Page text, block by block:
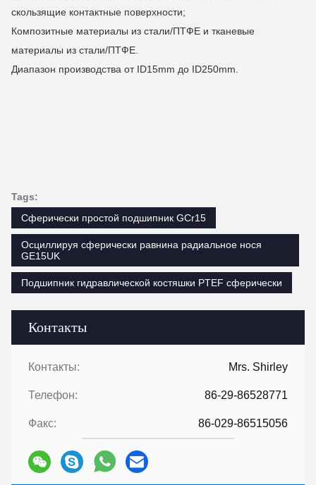
Контакты
Контакты: Mrs. Shirley
Телефон: 86-29-86528771
Факс: 86-029-86515056
скользящие контактные поверхности;
Композитные материалы из стали/ПТФЕ и тканевые
материалы из стали/ПТФЕ.
Диапазон производства от ID15mm до ID250mm.
Tags:
Сферически простой подшипник GCr15
Осциллируя сферически равнина радиальное нося
GE15UK
Подшипник гидравлической костяшки PTEF сферически